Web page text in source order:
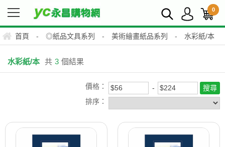
0
首頁 - ◎紙品文具系列 - 美術繪畫紙品系列 - 水彩紙/本
水彩紙/本 共 3 個結果
價格：
排序：